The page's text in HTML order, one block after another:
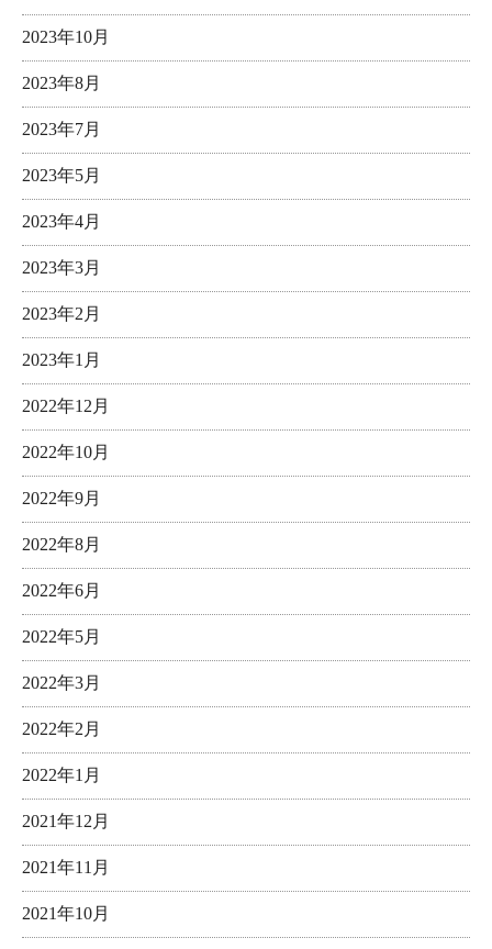
2023年10月
2023年8月
2023年7月
2023年5月
2023年4月
2023年3月
2023年2月
2023年1月
2022年12月
2022年10月
2022年9月
2022年8月
2022年6月
2022年5月
2022年3月
2022年2月
2022年1月
2021年12月
2021年11月
2021年10月